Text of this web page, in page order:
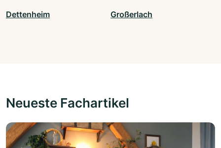
Dettenheim Großerlach
Neueste Fachartikel